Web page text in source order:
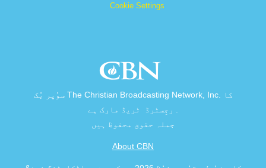
Cookie Settings
سوُپر بُک The Christian Broadcasting Network, Inc. کا
رجِسٹرڈ ٹریڈ مارک ہے .
جملہ حقوق محفوظ ہیں
About CBN